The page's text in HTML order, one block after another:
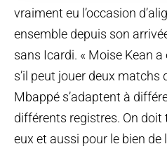
vraiment eu l’occasion
ensemble depuis son
sans Icardi. « Moise Kean
s’il peut jouer deux
Mbappé s’adaptent à
différents registres. On
eux et aussi pour le bien de